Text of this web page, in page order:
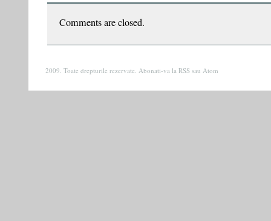
ei
Comments are closed.
2009. Toate drepturile rezervate. Abonati-va la RSS sau Atom